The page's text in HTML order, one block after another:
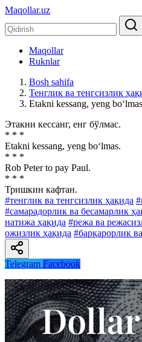
Maqollar.uz
Maqollar
Ruknlar
Bosh sahifa
Тенглик ва тенгсизлик
Etakni kessang, yeng
Этакни кессанг, енг бўлмас.
* * *
Etakni kessang, yeng bo‘lmas.
* * *
Rob Peter to pay Paul.
* * *
Тришкин кафтан.
#тенглик ва тенгсизлик ҳақида
#самарадорлик ва бесамарлик
натижа ҳақида #режа ва
ожизлик ҳақида #барқарорлик
Telegram Facebook